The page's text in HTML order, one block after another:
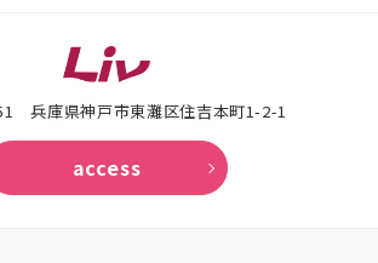
兵庫県神戸市東灘区住吉本町1-2-1
access